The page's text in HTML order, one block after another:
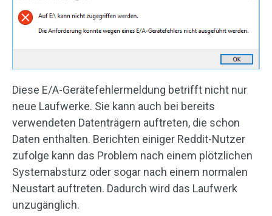
Diese E/A-Gerätefehlermeldung betrifft nicht nur
neue Laufwerke. Sie kann auch bei bereits
verwendeten Datenträgern auftreten, die schon
Daten enthalten. Berichten einiger Reddit-Nutzer
zufolge kann das Problem nach einem plötzlichen
Systemabsturz oder sogar nach einem normalen
Neustart auftreten. Dadurch wird das Laufwerk
unzugänglich.